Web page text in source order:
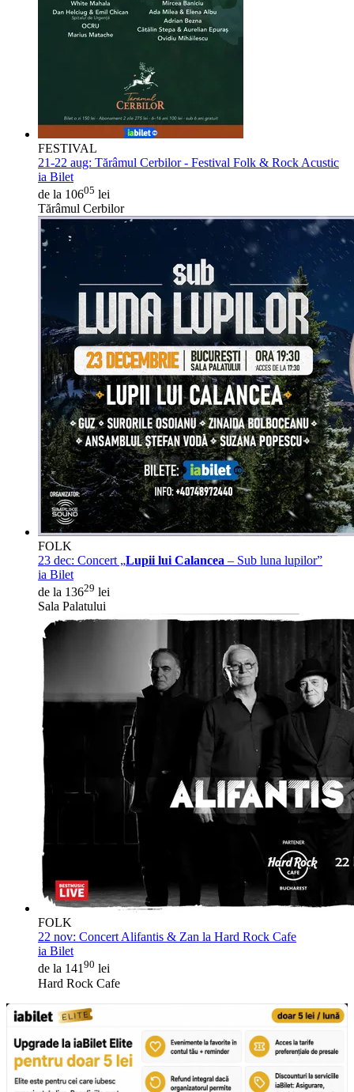
FESTIVAL
21-22 aug: Tărâmul Cerbilor - Festival Folk & Rock Acustic
ia Bilet
de la 10605 lei
Tărâmul Cerbilor
FOLK
23 dec: Concert „Lupii lui Calancea – Sub luna lupilor”
ia Bilet
de la 13629 lei
Sala Palatului
FOLK
22 nov: Concert Alifantis & Zan la Hard Rock Cafe
ia Bilet
de la 14190 lei
Hard Rock Cafe